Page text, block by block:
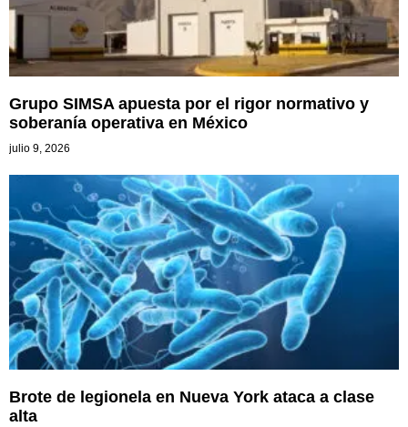
Grupo SIMSA apuesta por el rigor normativo y
soberanía operativa en México
julio 9, 2026
Brote de legionela en Nueva York ataca a clase
alta